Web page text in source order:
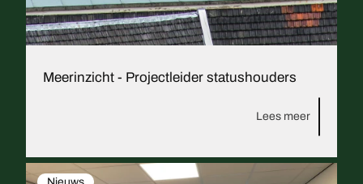
Meerinzicht - Projectleider statushouders
Lees meer